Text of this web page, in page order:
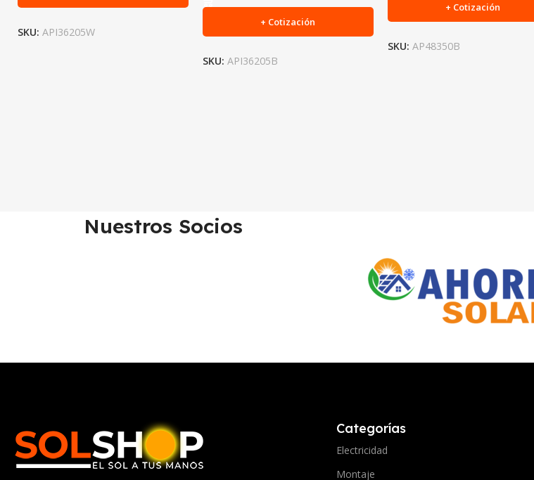
SKU: API36205W
+ Cotización
SKU: API36205B
+ Cotización
SKU: AP48350B
Nuestros Socios
Categorías
Electricidad
Montaje